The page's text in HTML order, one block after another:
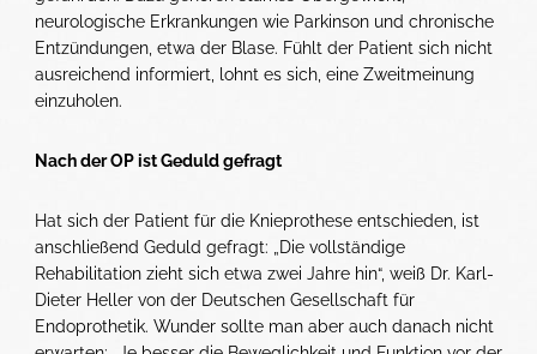
neurologische Erkrankungen wie Parkinson und chronische
Entzündungen, etwa der Blase. Fühlt der Patient sich nicht
ausreichend informiert, lohnt es sich, eine Zweitmeinung
einzuholen.
Nach der OP ist Geduld gefragt
Hat sich der Patient für die Knieprothese entschieden, ist
anschließend Geduld gefragt: „Die vollständige
Rehabilitation zieht sich etwa zwei Jahre hin“, weiß Dr. Karl-
Dieter Heller von der Deutschen Gesellschaft für
Endoprothetik. Wunder sollte man aber auch danach nicht